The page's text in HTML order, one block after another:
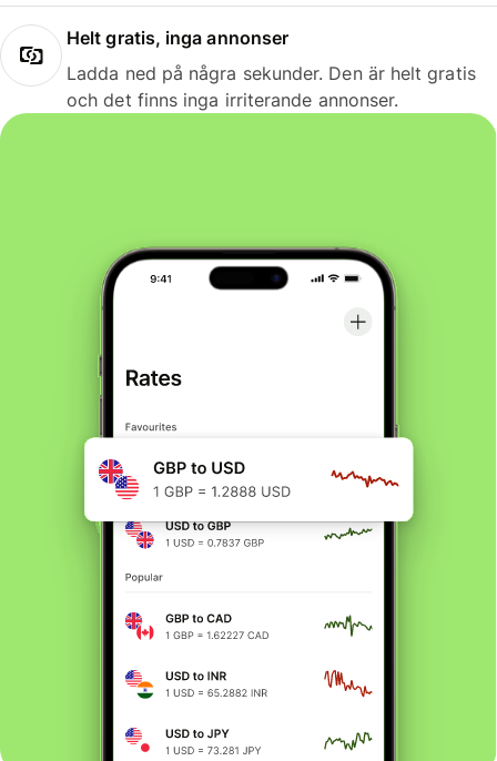
Helt gratis, inga annonser
Ladda ned på några sekunder. Den är helt gratis
och det finns inga irriterande annonser.